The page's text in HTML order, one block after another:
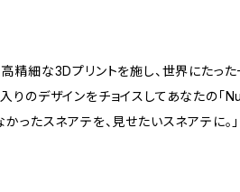
精細な3Dプリントを施し、世界にたっ
りのデザインをチョイスしてあなたの
ったスネアテを、見せたいスネアテに